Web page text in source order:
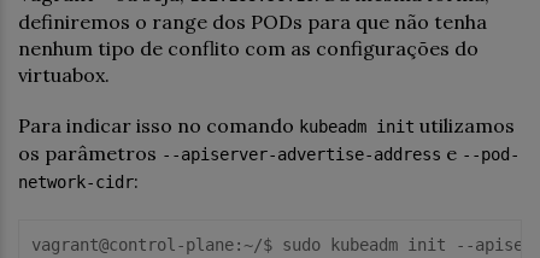
definiremos o range dos PODs para que não tenha
nenhum tipo de conflito com as configurações do
virtuabox.
Para indicar isso no comando kubeadm init utilizamos
os parâmetros --apiserver-advertise-address e --pod-
network-cidr:
vagrant@control-plane:~/$ sudo kubeadm init --